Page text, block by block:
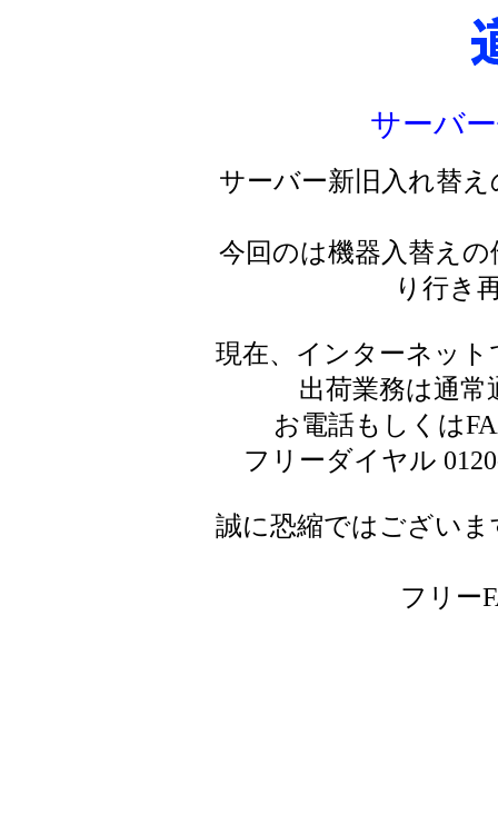
サーバ
サーバー新旧入れ替
今回のは機器入替え
り行き
現在、インターネッ
出荷業務は通
お電話もしくは
フリーダイヤル
誠に恐縮ではござい
フリー